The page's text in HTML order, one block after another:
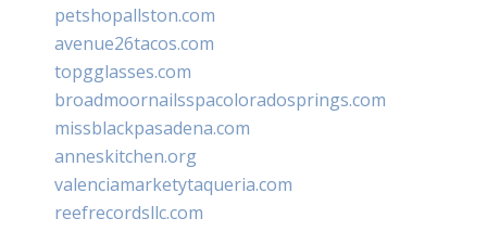
petshopallston.com
avenue26tacos.com
topgglasses.com
broadmoornailsspacoloradosprings.com
missblackpasadena.com
anneskitchen.org
valenciamarketytaqueria.com
reefrecordsllc.com